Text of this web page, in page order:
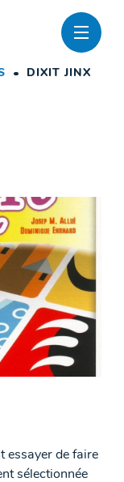
DIXIT JINX
essayer de faire
sélectionnée